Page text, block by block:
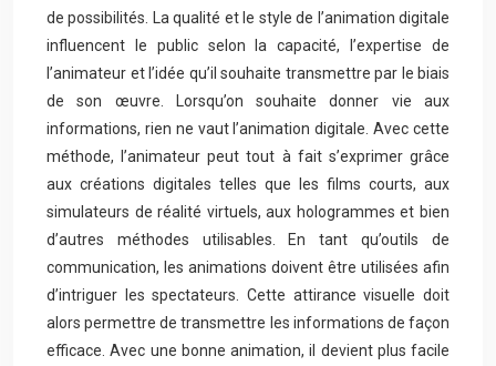
de possibilités. La qualité et le style de l’animation digitale
influencent le public selon la capacité, l’expertise de
l’animateur et l’idée qu’il souhaite transmettre par le biais
de son œuvre. Lorsqu’on souhaite donner vie aux
informations, rien ne vaut l’animation digitale. Avec cette
méthode, l’animateur peut tout à fait s’exprimer grâce
aux créations digitales telles que les films courts, aux
simulateurs de réalité virtuels, aux hologrammes et bien
d’autres méthodes utilisables. En tant qu’outils de
communication, les animations doivent être utilisées afin
d’intriguer les spectateurs. Cette attirance visuelle doit
alors permettre de transmettre les informations de façon
efficace. Avec une bonne animation, il devient plus facile